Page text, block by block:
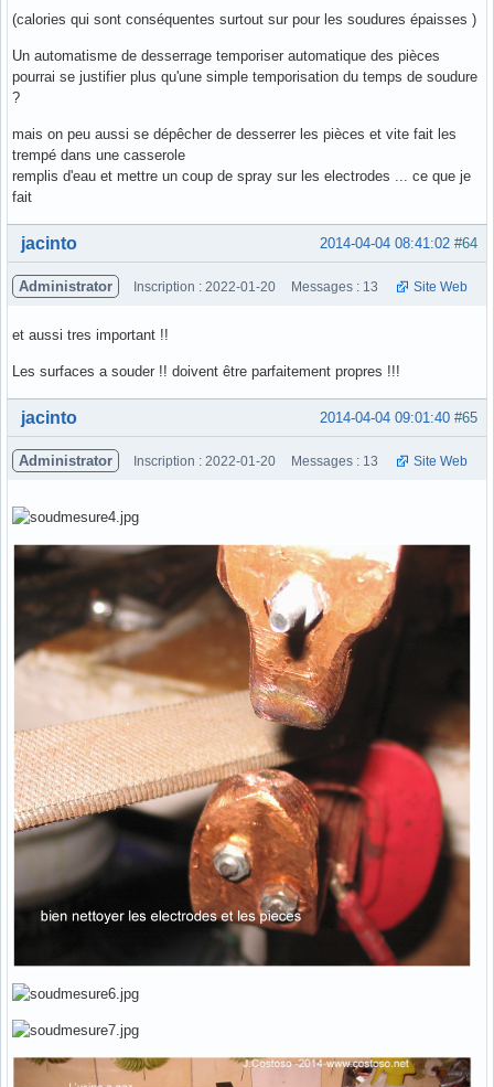
(calories qui sont conséquentes surtout sur pour les soudures épaisses )
Un automatisme de desserrage temporiser automatique des pièces
pourrai se justifier plus qu'une simple temporisation du temps de soudure
?
mais on peu aussi se dépêcher de desserrer les pièces et vite fait les
trempé dans une casserole
remplis d'eau et mettre un coup de spray sur les electrodes ... ce que je
fait
Hors ligne #64
2014-04-04 08:41:02
jacinto
Administrator Inscription : 2022-01-20 Messages : 13 Site Web
et aussi tres important !!
Les surfaces a souder !! doivent être parfaitement propres !!!
Hors ligne #65
2014-04-04 09:01:40
jacinto
Administrator Inscription : 2022-01-20 Messages : 13 Site Web